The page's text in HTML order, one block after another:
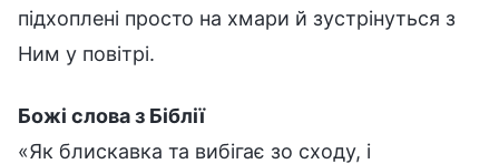
підхоплені просто на хмари й зустрінуться з
Ним у повітрі.
Божі слова з Біблії
«Як блискавка та вибігає зо сходу, і